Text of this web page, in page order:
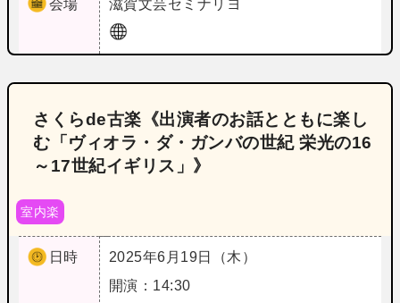
会場 滋賀文芸セミナリヨ
さくらde古楽《出演者のお話とともに楽し
む「ヴィオラ・ダ・ガンバの世紀 栄光の16
～17世紀イギリス」》
室内楽
日時
2025年6月19日（木）
開演：14:30